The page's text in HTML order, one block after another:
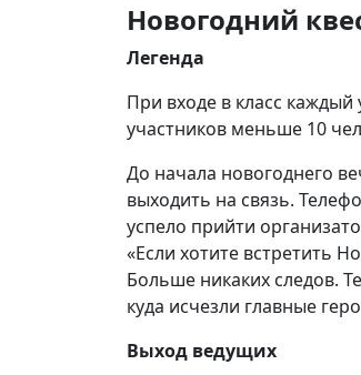
Новогодний
Легенда
При входе в класс
участников меньше 10
До начала новогоднего
выходить на связь.
успело прийти
«Если хотите встретить
Больше никаких следов.
куда исчезли главные
Выход ведущих